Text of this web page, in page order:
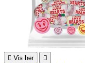
 Vis her 